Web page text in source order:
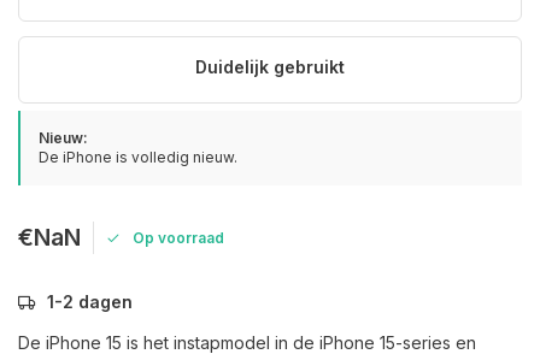
Duidelijk gebruikt
Nieuw:
De iPhone is volledig nieuw.
€NaN Op voorraad
1-2 dagen
De iPhone 15 is het instapmodel in de iPhone 15-series en